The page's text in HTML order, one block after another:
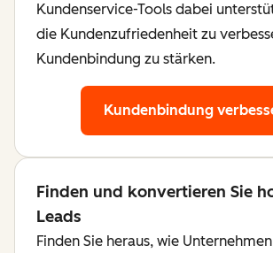
Kundenservice-Tools dabei
die Kundenzufriedenheit zu
Kundenbindung zu stärken.
Kundenbindung
Finden und konvertieren Sie
Leads
Finden Sie heraus, wie